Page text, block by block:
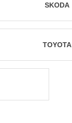
SKODA
TOYOTA